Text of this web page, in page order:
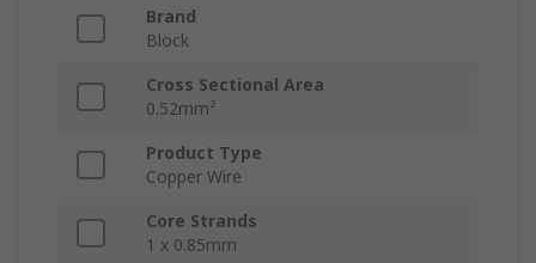
Brand
Block
Cross Sectional Area
0.52mm²
Product Type
Copper Wire
Core Strands
1 x 0.85mm